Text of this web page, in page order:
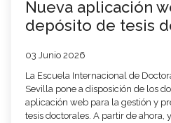
Nueva aplicación
depósito de tesis
03 Junio 2026
La Escuela Internacional de
Sevilla pone a disposición de los
aplicación web para la gestión y
tesis doctorales. A partir de ahora,